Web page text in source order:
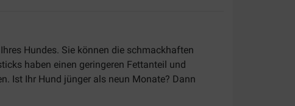
Hundes. Sie können die schmackhaften
haben einen geringeren Fettanteil und
Ist Ihr Hund jünger als neun Monate? Dann